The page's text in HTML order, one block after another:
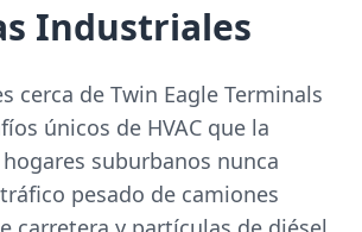
Industriales
cerca de Twin Eagle Terminals
únicos de HVAC que la
suburbanos nunca
pesado de camiones